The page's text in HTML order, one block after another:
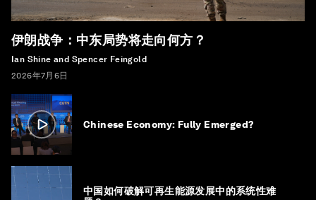
伊朗战争：中东局势将走向何方？
Ian Shine and Spencer Feingold
2026年7月6日
Chinese Economy: Fully Emerged?
中国如何破解可再生能源发展中的系统性难